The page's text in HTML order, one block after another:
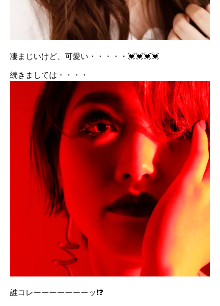
凄まじいけど、可愛い・・・・・💓💓💓💓
続きましては・・・・
誰コレーーーーーーーッ❗❓